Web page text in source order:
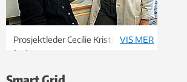
Prosjektleder Cecilie Kristiansen
(t.v.)
VIS MER